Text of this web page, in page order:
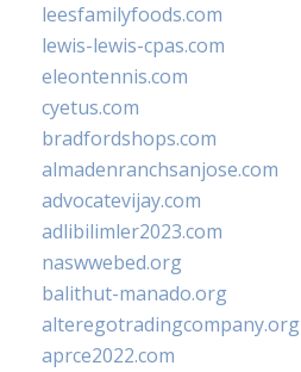
leesfamilyfoods.com
lewis-lewis-cpas.com
eleontennis.com
cyetus.com
bradfordshops.com
almadenranchsanjose.com
advocatevijay.com
adlibilimler2023.com
naswwebed.org
balithut-manado.org
alteregotradingcompany.org
aprce2022.com